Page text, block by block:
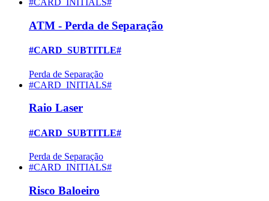
#CARD_INITIALS#
ATM - Perda de Separação
#CARD_SUBTITLE#
Perda de Separação
#CARD_INITIALS#
Raio Laser
#CARD_SUBTITLE#
Perda de Separação
#CARD_INITIALS#
Risco Baloeiro